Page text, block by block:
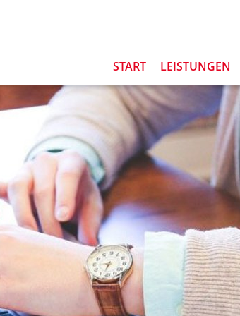
START LEISTUNGEN